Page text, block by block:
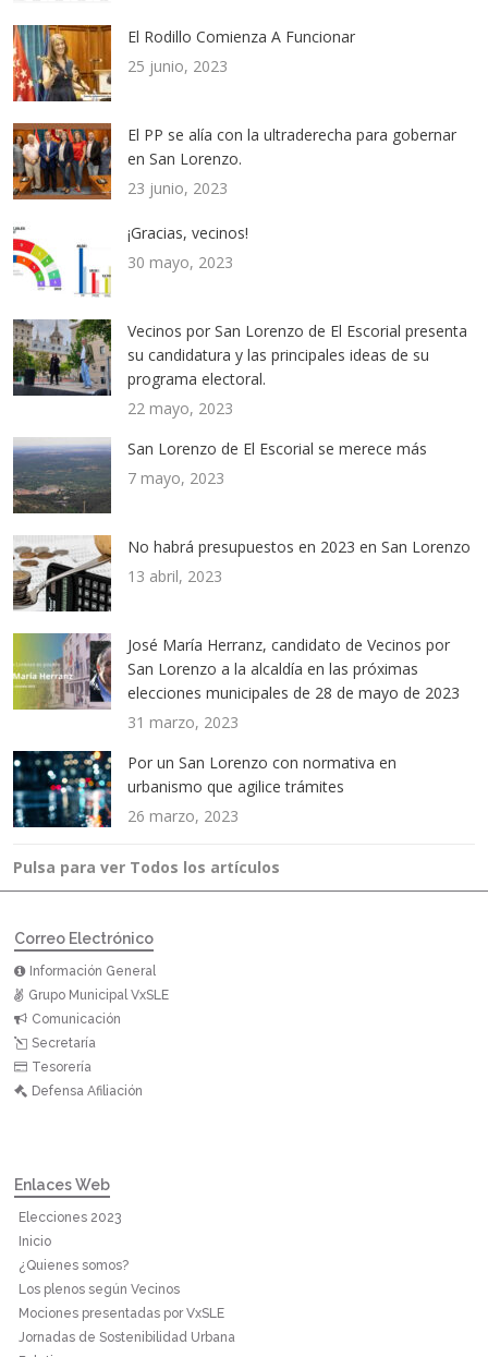
El Rodillo Comienza A Funcionar
25 junio, 2023
El PP se alía con la ultraderecha para gobernar
en San Lorenzo.
23 junio, 2023
¡Gracias, vecinos!
30 mayo, 2023
Vecinos por San Lorenzo de El Escorial presenta
su candidatura y las principales ideas de su
programa electoral.
22 mayo, 2023
San Lorenzo de El Escorial se merece más
7 mayo, 2023
No habrá presupuestos en 2023 en San Lorenzo
13 abril, 2023
José María Herranz, candidato de Vecinos por
San Lorenzo a la alcaldía en las próximas
elecciones municipales de 28 de mayo de 2023
31 marzo, 2023
Por un San Lorenzo con normativa en
urbanismo que agilice trámites
26 marzo, 2023
Pulsa para ver Todos los artículos
Correo Electrónico
Información General
Grupo Municipal VxSLE
Comunicación
Secretaría
Tesorería
Defensa Afiliación
Enlaces Web
Elecciones 2023
Inicio
¿Quienes somos?
Los plenos según Vecinos
Mociones presentadas por VxSLE
Jornadas de Sostenibilidad Urbana